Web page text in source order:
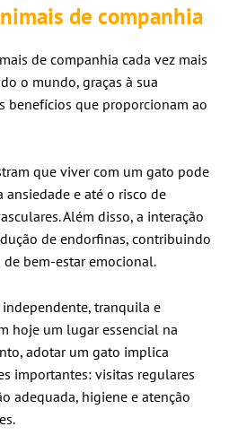
de companhia
de companhia cada vez mais
o mundo, graças à sua
benefícios que proporcionam ao
que viver com um gato pode
ansiedade e até o risco de
Além disso, a interação
de endorfinas, contribuindo
de bem-estar emocional.
tranquila e
hoje um lugar essencial na
adotar um gato implica
importantes: visitas regulares
adequada, higiene e atenção